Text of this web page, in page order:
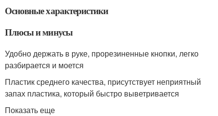
Основные характеристики
Плюсы и минусы
Удобно держать в руке, прорезиненные кнопки, легко
разбирается и моется
Пластик среднего качества, присутствует неприятный
запах пластика, который быстро выветривается
Показать еще